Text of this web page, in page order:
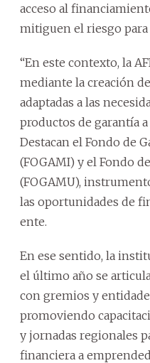
acceso al
mitiguen el riesgo
“En este contexto, la
mediante la creación
adaptadas a las
productos de garantía a
Destacan el Fondo de
(FOGAMI) y el Fondo
(FOGAMU),
las oportunidades de
ente.
En ese sentido, la
el último año se
con gremios y
promoviendo
y jornadas regionales
financiera a